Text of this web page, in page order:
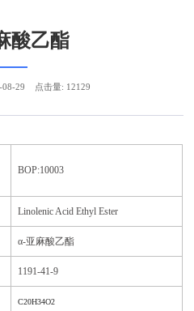
酸乙酯
BOP:10003
Linolenic Acid Ethyl Ester
α-亚麻酸乙酯
1191-41-9
C20H34O2